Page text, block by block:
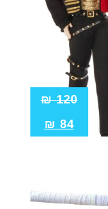
120
₪
84
₪